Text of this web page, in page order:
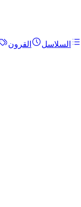
السلاسل القرون